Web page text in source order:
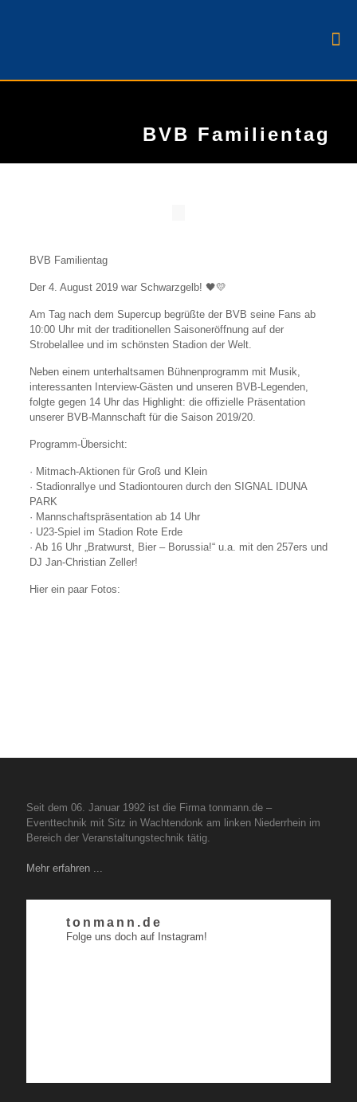
BVB Familientag
BVB Familientag
Der 4. August 2019 war Schwarzgelb! 🖤💛
Am Tag nach dem Supercup begrüßte der BVB seine Fans ab
10:00 Uhr mit der traditionellen Saisoneröffnung auf der
Strobelallee und im schönsten Stadion der Welt.
Neben einem unterhaltsamen Bühnenprogramm mit Musik,
interessanten Interview-Gästen und unseren BVB-Legenden,
folgte gegen 14 Uhr das Highlight: die offizielle Präsentation
unserer BVB-Mannschaft für die Saison 2019/20.
Programm-Übersicht:
· Mitmach-Aktionen für Groß und Klein
· Stadionrallye und Stadiontouren durch den SIGNAL IDUNA
PARK
· Mannschaftspräsentation ab 14 Uhr
· U23-Spiel im Stadion Rote Erde
· Ab 16 Uhr „Bratwurst, Bier – Borussia!“ u.a. mit den 257ers und
DJ Jan-Christian Zeller!
Hier ein paar Fotos:
Seit dem 06. Januar 1992 ist die Firma tonmann.de –
Eventtechnik mit Sitz in Wachtendonk am linken Niederrhein im
Bereich der Veranstaltungstechnik tätig.
Mehr erfahren ...
tonmann.de
Folge uns doch auf Instagram!